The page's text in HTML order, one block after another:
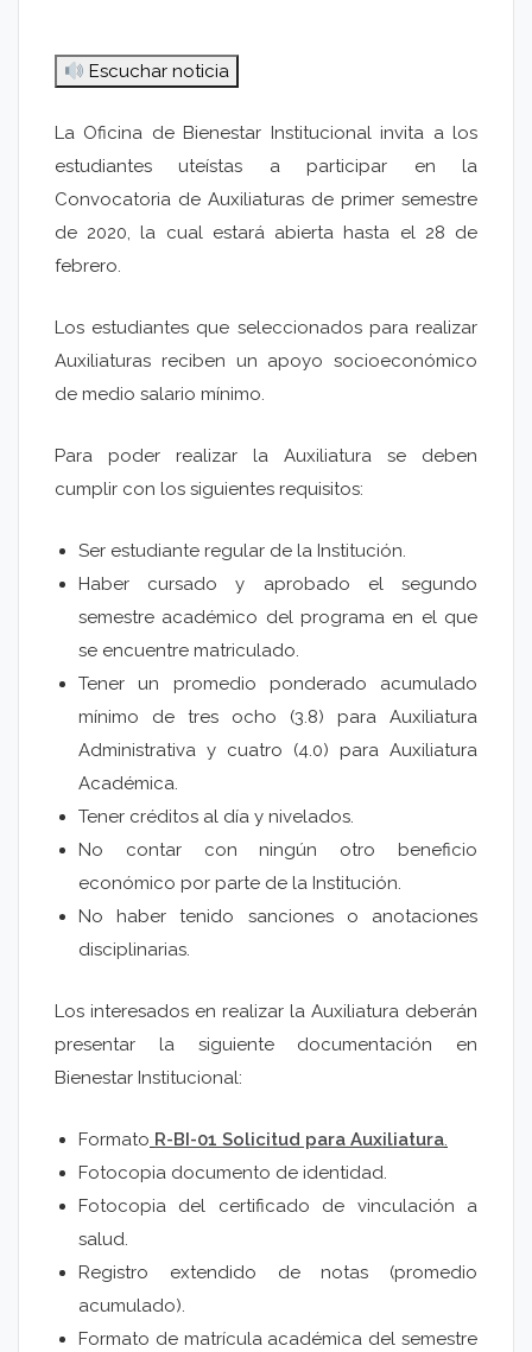
Escuchar noticia
La Oficina de Bienestar Institucional invita a los
estudiantes uteístas a participar en la
Convocatoria de Auxiliaturas de primer semestre
de 2020, la cual estará abierta hasta el 28 de
febrero.
Los estudiantes que seleccionados para realizar
Auxiliaturas reciben un apoyo socioeconómico
de medio salario mínimo.
Para poder realizar la Auxiliatura se deben
cumplir con los siguientes requisitos:
Ser estudiante regular de la Institución.
Haber cursado y aprobado el segundo
semestre académico del programa en el que
se encuentre matriculado.
Tener un promedio ponderado acumulado
mínimo de tres ocho (3.8) para Auxiliatura
Administrativa y cuatro (4.0) para Auxiliatura
Académica.
Tener créditos al día y nivelados.
No contar con ningún otro beneficio
económico por parte de la Institución.
No haber tenido sanciones o anotaciones
disciplinarias.
Los interesados en realizar la Auxiliatura deberán
presentar la siguiente documentación en
Bienestar Institucional:
Formato R-BI-01 Solicitud para Auxiliatura.
Fotocopia documento de identidad.
Fotocopia del certificado de vinculación a
salud.
Registro extendido de notas (promedio
acumulado).
Formato de matrícula académica del semestre